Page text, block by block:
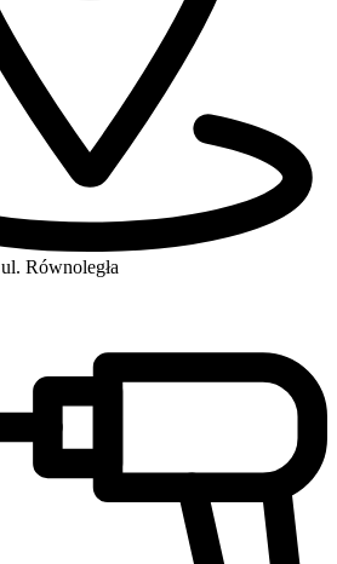
ul. Równoległa